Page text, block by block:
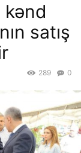
satış
0
289